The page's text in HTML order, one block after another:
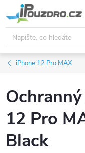
na
obsah
iPhone 12 Pro MAX
12 Pro
Black